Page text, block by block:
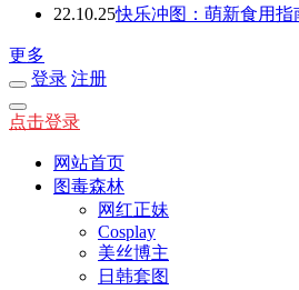
22.10.25快乐冲图：萌新食用指
更多
登录 注册
点击登录
网站首页
图毒森林
网红正妹
Cosplay
美丝博主
日韩套图